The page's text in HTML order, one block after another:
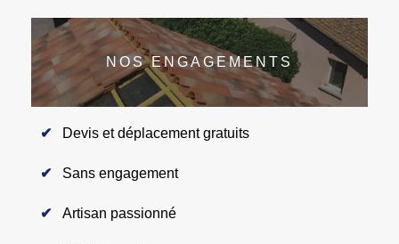
NOS ENGAGEMENTS
Devis et déplacement gratuits
Sans engagement
Artisan passionné